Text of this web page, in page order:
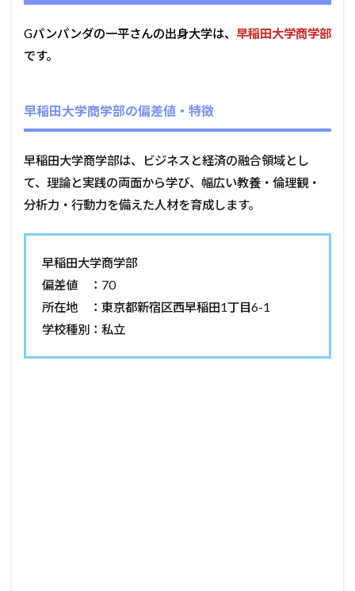
Gパンパンダの一平さんの出身大学は、 早稲田大学商学部
です。
早稲田大学商学部の偏差値・特徴
早稲田大学商学部は、ビジネスと経済の融合領域とし
て、理論と実践の両面から学び、幅広い教養・倫理観・
分析力・行動力を備えた人材を育成します。
早稲田大学商学部
偏差値 ：70
所在地 ：東京都新宿区西早稲田1丁目6-1
学校種別：私立